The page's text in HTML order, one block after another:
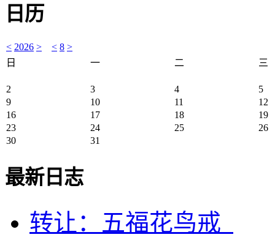
日历
< 2026 > < 8 >
日
一 二 三
2 3 4
5
9
10 11
12
16
17 18
19
23
24 25
26
30
31
最新日志
转让：五福花鸟戒